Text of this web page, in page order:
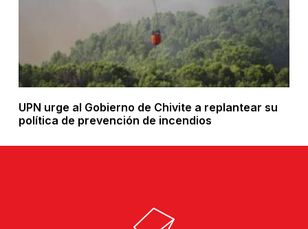
UPN urge al Gobierno de Chivite a replantear su
política de prevención de incendios